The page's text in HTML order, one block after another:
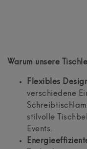
Warum unsere
Flexibles
verschiedene
stilvolle
Events.